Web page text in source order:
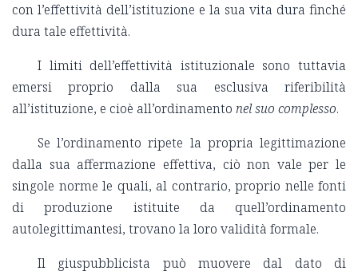
con l’effettività dell’istituzione e la sua vita dura finché
dura tale effettività.
I limiti dell’effettività istituzionale sono tuttavia
emersi proprio dalla sua esclusiva riferibilità
all’istituzione, e cioè all’ordinamento nel suo complesso.
Se l’ordinamento ripete la propria legittimazione
dalla sua affermazione effettiva, ciò non vale per le
singole norme le quali, al contrario, proprio nelle fonti
di produzione istituite da quell’ordinamento
autolegittimantesi, trovano la loro validità formale.
Il giuspubblicista può muovere dal dato di